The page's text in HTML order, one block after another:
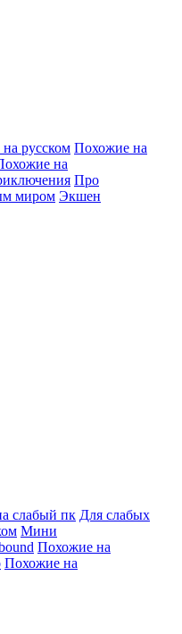
русском Похожие на
на
Про
миром Экшен
слабый пк Для слабых
Мини
Похожие на
Похожие на